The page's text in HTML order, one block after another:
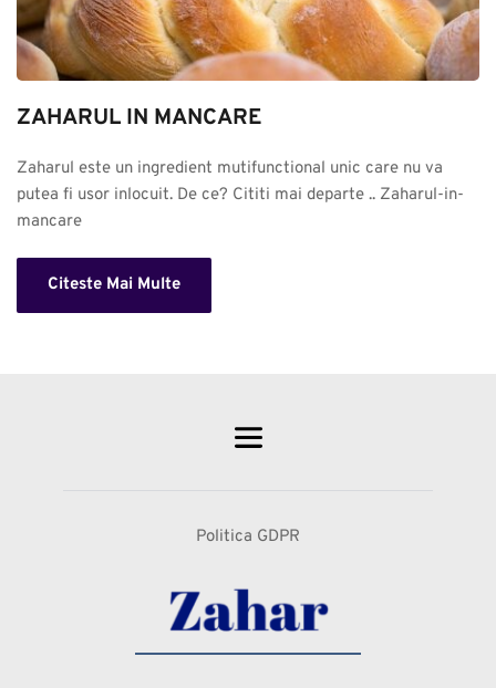
ZAHARUL IN MANCARE
Zaharul este un ingredient mutifunctional unic care nu va
putea fi usor inlocuit. De ce? Cititi mai departe .. Zaharul-in-
mancare
Citeste Mai Multe
Politica GDPR